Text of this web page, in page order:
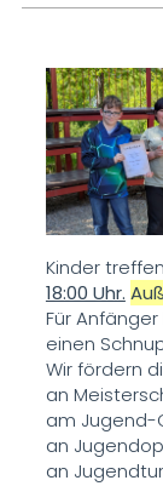
Kinder
18:00 Uhr.
Für
einen
Wir fördern
an
am Jugend-
an
an